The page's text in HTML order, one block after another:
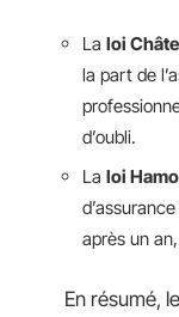
La loi
la part de
d’oubli.
La loi
après un
En résumé,